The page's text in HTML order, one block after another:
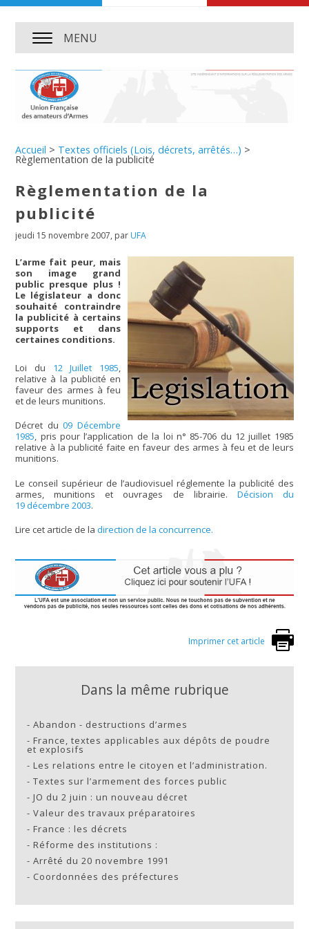
MENU
Accueil > Textes officiels (Lois, décrets, arrêtés…) >
Règlementation de la publicité
Règlementation de la
publicité
jeudi 15 novembre 2007, par UFA
L’arme fait peur, mais
son image grand
public presque plus !
Le législateur a donc
souhaité contraindre
la publicité à certains
supports et dans
certaines conditions.
Loi du 12 Juillet 1985,
relative à la publicité en
faveur des armes à feu
et de leurs munitions.
Décret du09 Décembre
1985, pris pour l’application de la loi n° 85-706 du 12 juillet 1985
relative à la publicité faite en faveur des armes à feu et de leurs
munitions.
Le conseil supérieur de l’audiovisuel réglemente la publicité des
armes, munitions et ouvrages de librairie. Décision du
19 décembre 2003.
Lire cet article de ladirection de la concurrence.
Imprimer cet article
Dans la même rubrique
-Abandon - destructions d’armes
-France, textes applicables aux dépôts de poudre
et explosifs
-Les relations entre le citoyen et l’administration.
-Textes sur l’armement des forces public
-JO du 2 juin : un nouveau décret
-Valeur des travaux préparatoires
-France : les décrets
-Réforme des institutions :
-Arrêté du 20 novembre 1991
- Coordonnées des préfectures